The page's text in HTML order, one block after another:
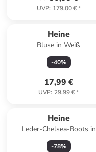
UVP: 179,00 €*
Heine
Bluse in Weiß
-40%
17,99 €
UVP: 29,99 €*
Heine
Leder-Chelsea-Boots in
Hellbraun
-78%